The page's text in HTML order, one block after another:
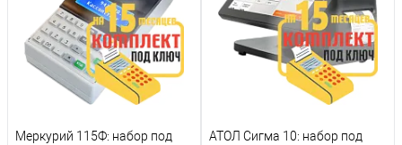
Меркурий 115Ф: набор под
АТОЛ Сигма 10: набор под